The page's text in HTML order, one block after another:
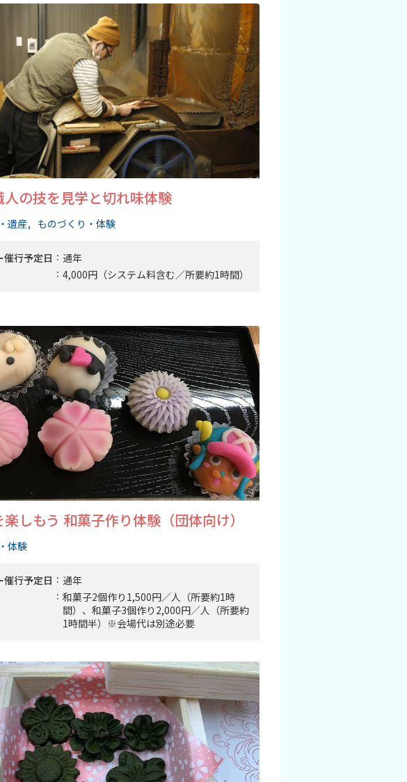
人の技を見学と切れ味体験
遺産 ものづくり・体験
催行予定日
通年
4,000円（システム料含む／所要約1時間）
しもう 和菓子作り体験（団体向け）
体験
催行予定日
通年
和菓子2個作り1,500円／人（所要約1時
間）、和菓子3個作り2,000円／人（所要約
1時間半）※会場代は別途必要